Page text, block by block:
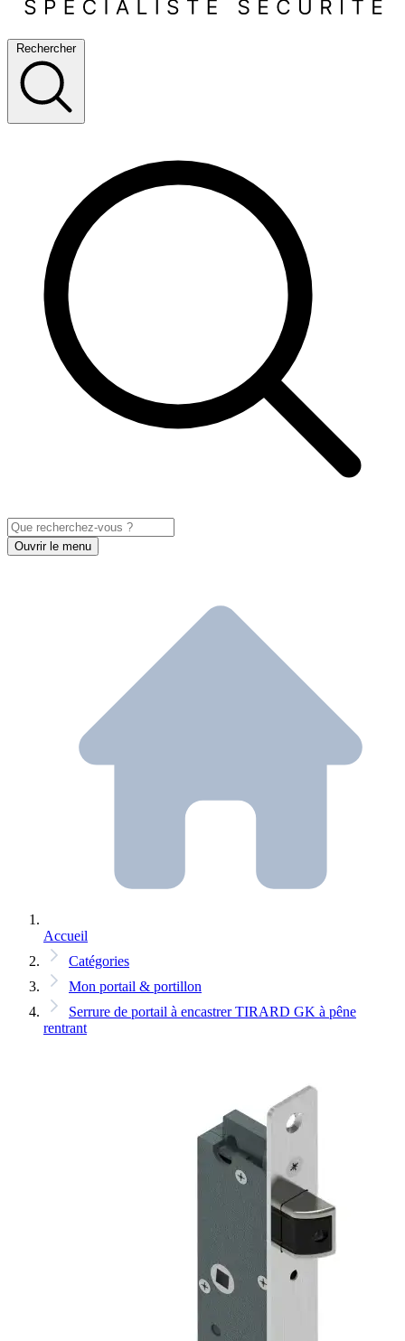
Rechercher
Ouvrir le menu
Accueil
Catégories
Mon portail & portillon
Serrure de portail à encastrer TIRARD GK à pêne
rentrant